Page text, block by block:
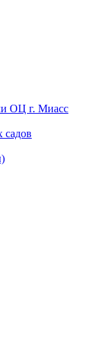
ОЦ г. Миасс
садов